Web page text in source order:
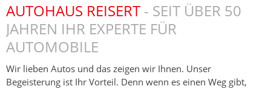
AUTOHAUS REISERT - SEIT ÜBER 50
JAHREN IHR EXPERTE FÜR
AUTOMOBILE
Wir lieben Autos und das zeigen wir Ihnen. Unser
Begeisterung ist Ihr Vorteil. Denn wenn es einen Weg gibt,